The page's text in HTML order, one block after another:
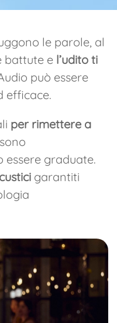
le parole, al
battute e l’udito ti
può essere
efficace.
per rimettere a
essere graduate.
garantiti